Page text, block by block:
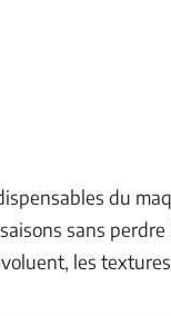
du
sans
les